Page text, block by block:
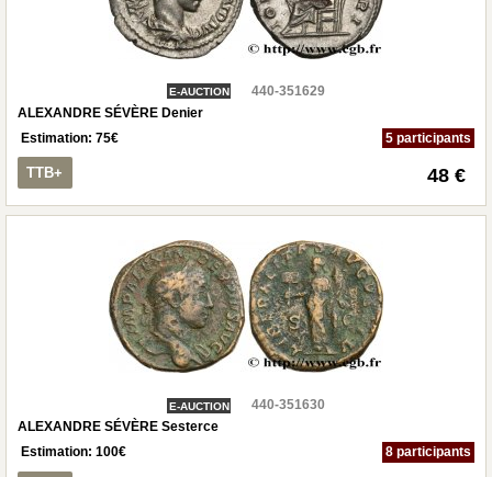
E-AUCTION
440-351629
ALEXANDRE SÉVÈRE Denier
Estimation: 75€ 5 participants
TTB+ 48 €
E-AUCTION
440-351630
ALEXANDRE SÉVÈRE Sesterce
Estimation: 100€ 8 participants